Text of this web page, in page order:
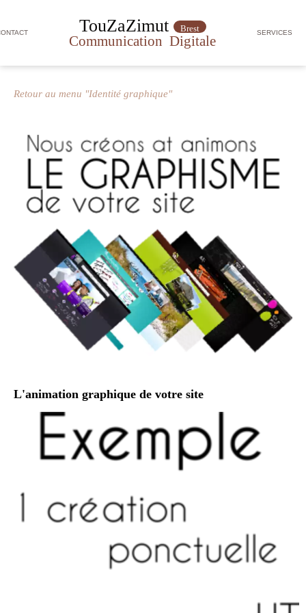
TouZaZimut Brest
Communication Digitale
SERVICES
Retour au menu "Identité graphique"
L'animation graphique de votre site